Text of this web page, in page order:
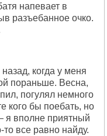
напевает в
разъебанное очко.
когда у меня
пораньше. Весна,
погулял немного
кого бы поебать, но
я вполне приятный
все равно найду.